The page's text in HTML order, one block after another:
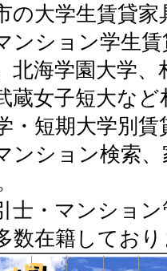
の大学生賃貸
ション学生賃
北海学園大学
蔵女子短大な
・短期大学別
ンション検索
士・マンショ
数在籍してお